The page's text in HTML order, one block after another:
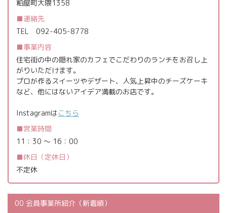
粕屋町大隈1358
連絡先
TEL
092-405-8778
事業内容
住宅街の中の隠れ家のカフェでこだわりのランチをお召し上
がりいただけます。
プロが作るスイーツやデザート、人気上昇中のチーズケーキ
など、他にはないアイデア満載のお店です。
Instagramはこちら
営業時間
11：30 ～ 16：00
休日（定休日）
不定休
00 会員事業所紹介（新着順）